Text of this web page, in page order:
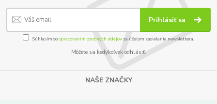
Prihlásiť sa
Súhlasím sospracovaním osobných údajov za účelom zasielania newslettera.
Môžete sa kedykoľvek odhlásiť.
NAŠE ZNAČKY